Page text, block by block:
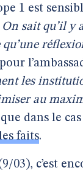
1 est
On sait qu’il y
qu’une
les
au
dans le cas
faits.
03), c’est